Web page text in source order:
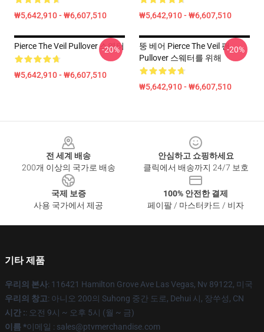
₩5,642,910 - ₩6,607,510 ₩5,642,910 - ₩6,607,510
Pierce The Veil Pullover 스웨터
₩5,642,910 - ₩6,607,510
-20%
뚱 베어 Pierce The Veil 팬
Pullover 스웨터를 위해
₩5,642,910 - ₩6,607,510
-20%
전 세계 배송
200개 이상의 국가로 배송
안심하고 쇼핑하세요
클릭에서 배송까지 24/7 보호
국제 보증
사용 국가에서 제공
100% 안전한 결제
페이팔 / 마스터카드 / 비자
기타 제품
우리의 본사: 116421 Hamilton Grove Ave Las Vegas, Nv 89122, 미국
우리의 창고: 아니오 200의 Suhong 중간 도로, Dehui 시, 장쑤성, CN
시간 :: 오전 9시 ~ 오후 5시 (월 ~ 금)
이름 *이메일 : sales@ptvmerchandise.com